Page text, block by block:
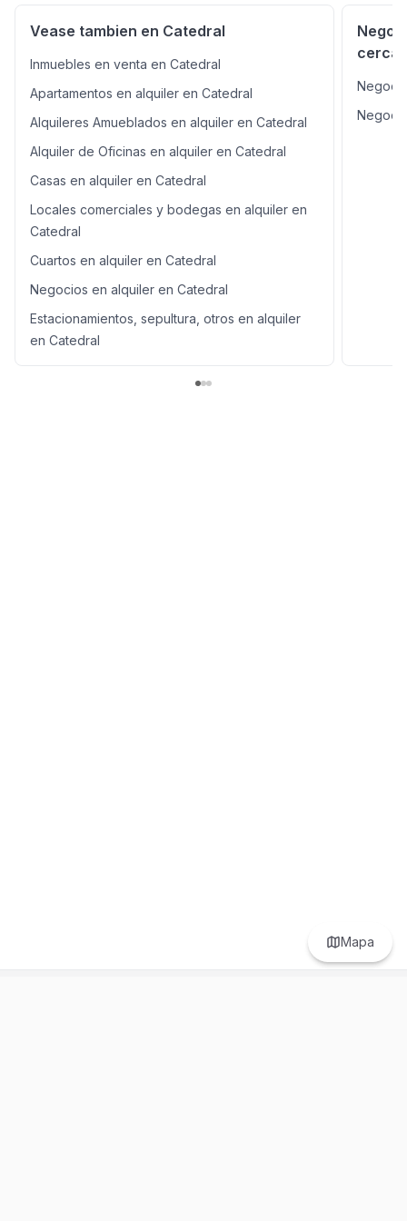
Mapa
un lugar completo y funcional para tus necesidades
comerciales. Ya sea que estés buscando un lugar para
recibir a tus clientes o para llevar a cabo tus
necesitas y más. No pierdas la oportunidad de
establecer tu negocio en este lugar privilegiado de San
José. ¡Contáctanos hoy mismo para más información y
para reservar tu visita!
Vease tambien en Catedral
Inmuebles en venta en Catedral
Apartamentos en alquiler en Catedral
Alquileres Amueblados en alquiler en Catedral
Alquiler de Oficinas en alquiler en Catedral
Casas en alquiler en Catedral
Locales comerciales y bodegas en alquiler en
Catedral
Cuartos en alquiler en Catedral
Negocios en alquiler en Catedral
Estacionamientos, sepultura, otros en alquiler
en Catedral